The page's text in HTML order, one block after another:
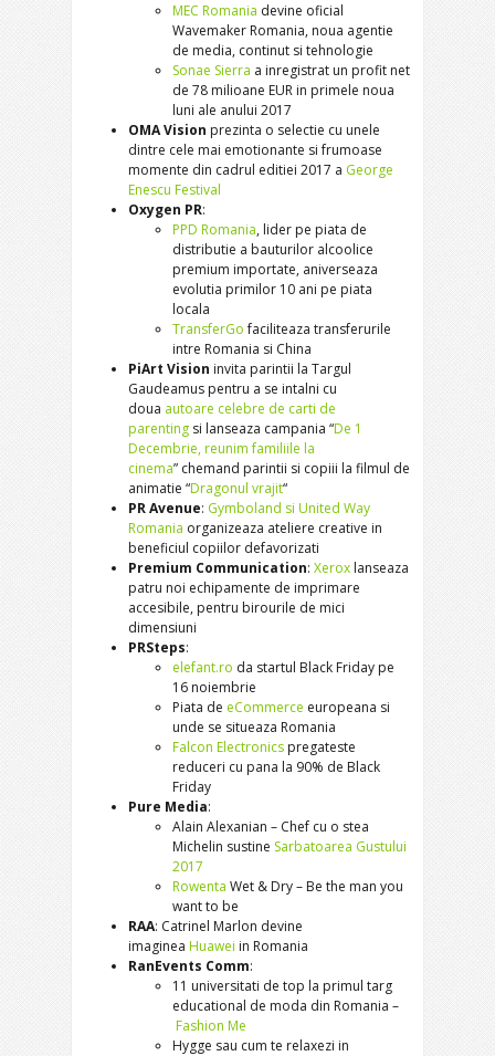
MEC Romania devine oficial
Wavemaker Romania, noua agentie
de media, continut si tehnologie
Sonae Sierra a inregistrat un profit net
de 78 milioane EUR in primele noua
luni ale anului 2017
OMA Vision prezinta o selectie cu unele
dintre cele mai emotionante si frumoase
momente din cadrul editiei 2017 a George
Enescu Festival
Oxygen PR:
PPD Romania, lider pe piata de
distributie a bauturilor alcoolice
premium importate, aniverseaza
evolutia primilor 10 ani pe piata
locala
TransferGofaciliteaza transferurile
intre Romania si China
PiArt Vision invita parintii la Targul
Gaudeamus pentru a se intalni cu
doua autoare celebre de carti de
parenting si lanseaza campania “De 1
Decembrie, reunim familiile la
cinema” chemand parintii si copiii la filmul de
animatie “Dragonul vrajit“
PR Avenue: Gymboland si United Way
Romania organizeaza ateliere creative in
beneficiul copiilor defavorizati
Premium Communication: Xerox lanseaza
patru noi echipamente de imprimare
accesibile, pentru birourile de mici
dimensiuni
PRSteps:
elefant.ro da startul Black Friday pe
16 noiembrie
Piata de eCommerce europeana si
unde se situeaza Romania
Falcon Electronics pregateste
reduceri cu pana la 90% de Black
Friday
Pure Media:
Alain Alexanian – Chef cu o stea
Michelin sustine Sarbatoarea Gustului
2017
Rowenta Wet & Dry – Be the man you
want to be
RAA: Catrinel Marlon devine
imaginea Huawei in Romania
RanEvents Comm:
11 universitati de top la primul targ
educational de moda din Romania –
Fashion Me
Hygge sau cum te relaxezi in